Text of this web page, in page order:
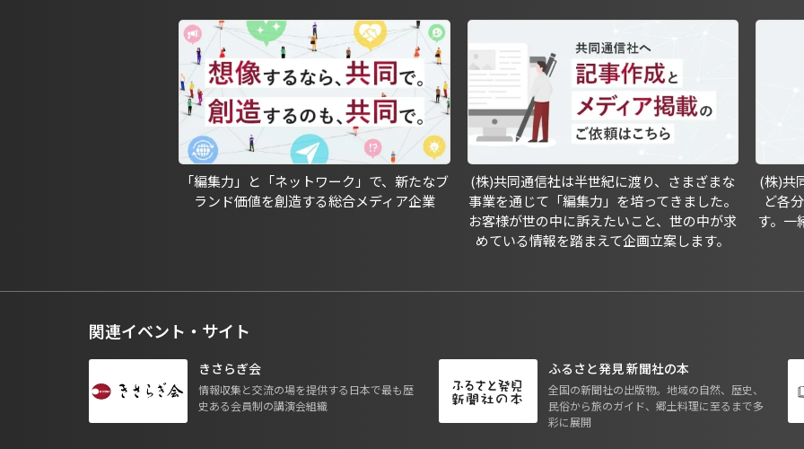
「編集力」と「ネットワーク」で、新たなブ
ランド価値を創造する総合メディア企業
(株)共同通信社は半世紀に渡り、さまざまな
事業を通じて「編集力」を培ってきました。
お客様が世の中に訴えたいこと、世の中が求
めている情報を踏まえて企画立案します。
(株)共
ど各
す。一
関連イベント・サイト
きさらぎ会
情報収集と交流の場を提供する日本で最も歴
史ある会員制の講演会組織
ふるさと発見 新聞社の本
全国の新聞社の出版物。地域の自然、歴史、
民俗から旅のガイド、郷土料理に至るまで多
彩に展開